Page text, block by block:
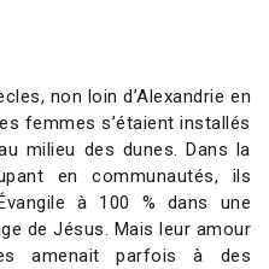
non loin d’Alexandrie en
femmes s’étaient installés
milieu des dunes. Dans la
en communautés, ils
à 100 % dans une
de Jésus. Mais leur amour
amenait parfois à des